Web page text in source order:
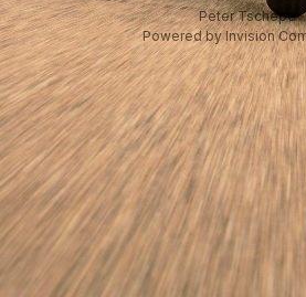
Peter Tschepe
Powered by Invision